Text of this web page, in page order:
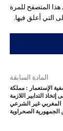
المتصفح للمرة
التي أعلق فيها.
المادة السابقة
الإستعمار : مملكة
إتخاذ التدابير اللازمة
المغربي غير الشرعي
الجمهورية الصحراوية